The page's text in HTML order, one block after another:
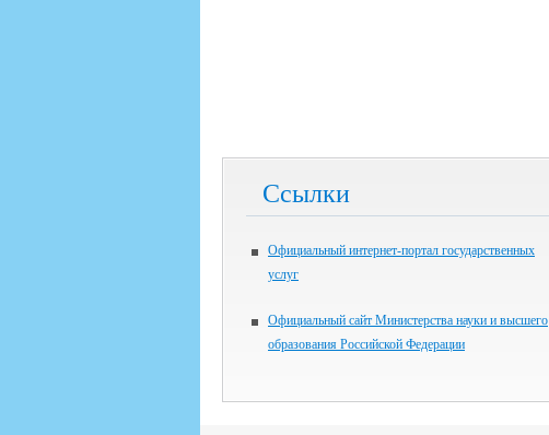
Ссылки
Официальный интернет-портал государственных
услуг
Официальный сайт Министерства науки и высшего
образования Российской Федерации